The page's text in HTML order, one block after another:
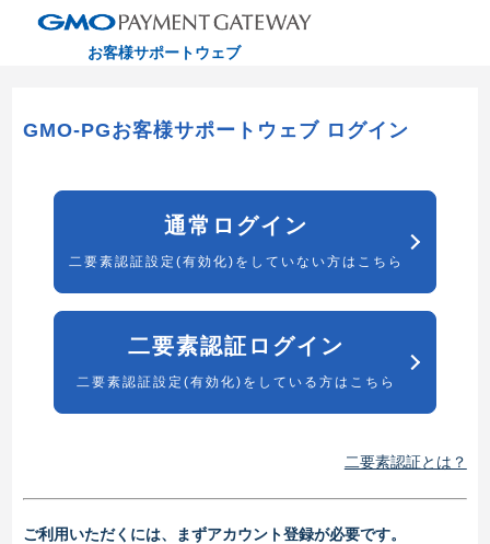
お客様サポートウェブ
GMO-PGお客様サポートウェブ ログイン
通常ログイン
二要素認証設定(有効化)をしていない方はこちら
二要素認証ログイン
二要素認証設定(有効化)をしている方はこちら
二要素認証とは？
ご利用いただくには、まずアカウント登録が必要です。